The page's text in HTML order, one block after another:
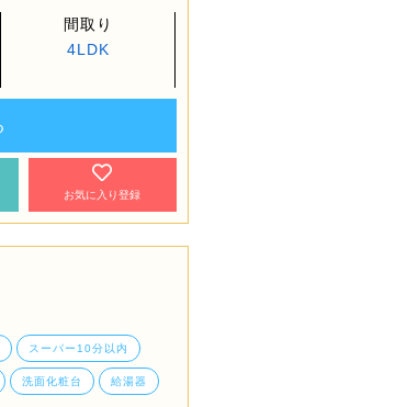
間取り
4LDK
お気に入り登録
スーパー10分以内
洗面化粧台 給湯器